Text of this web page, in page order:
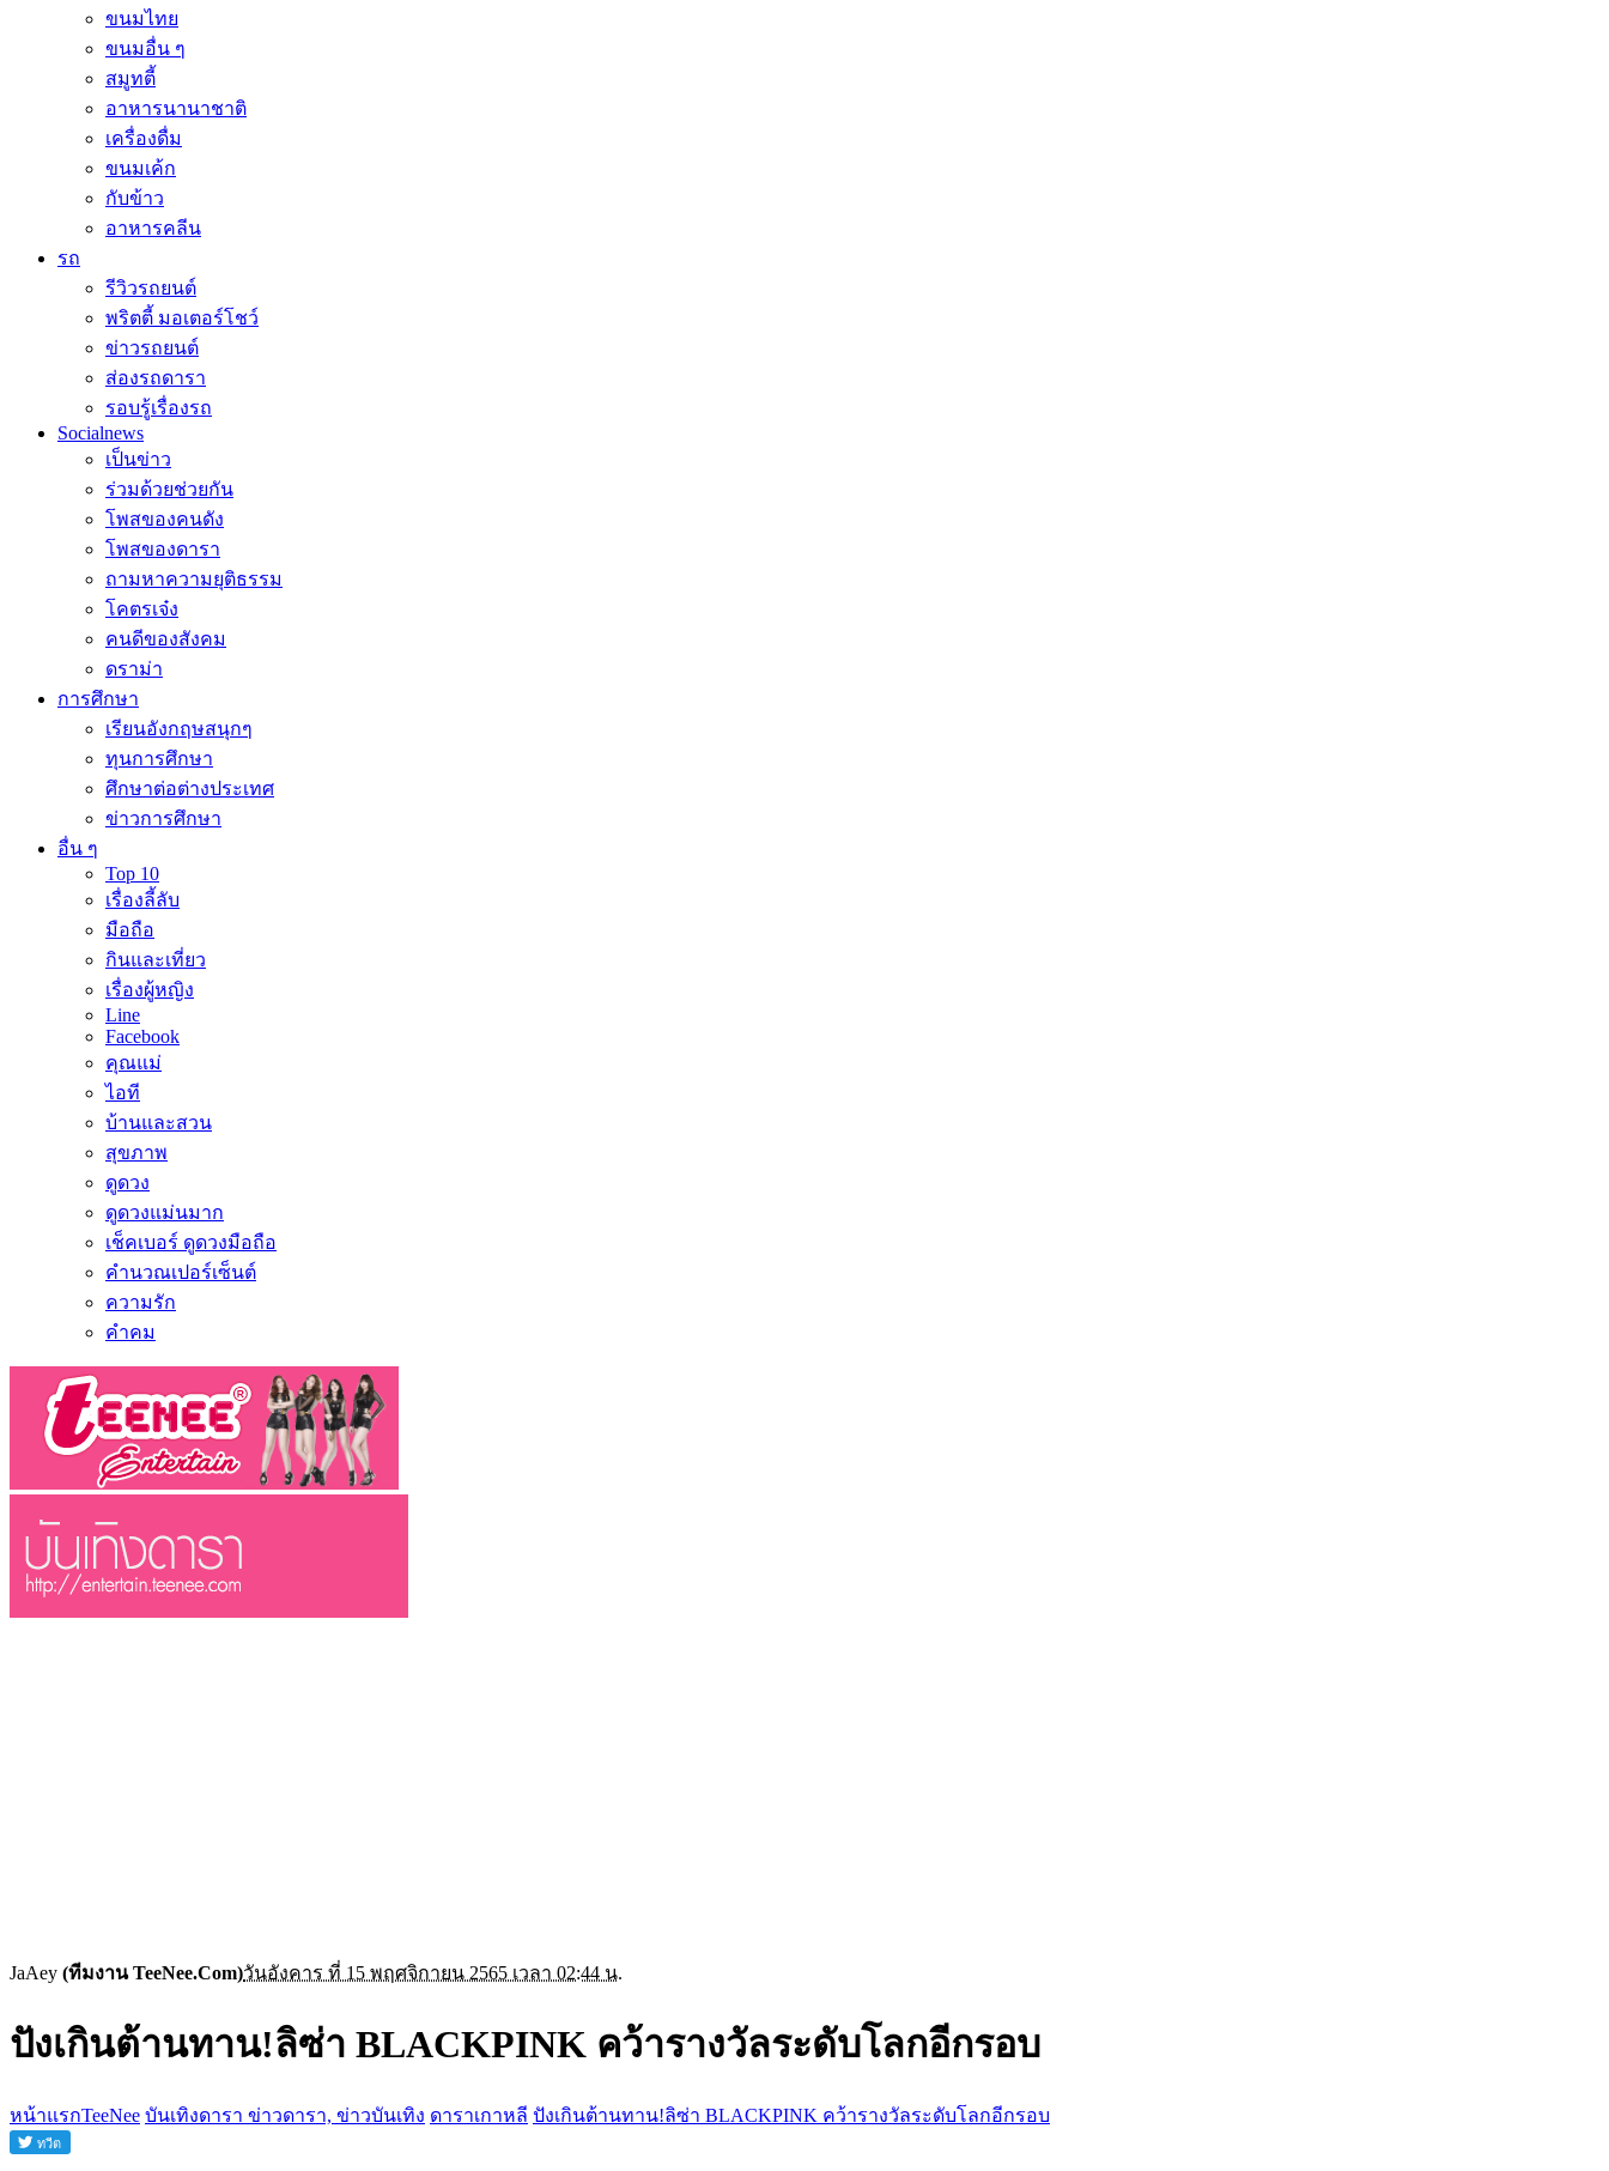
ขนมไทย
ขนมอื่น ๆ
สมูทตี้
อาหารนานาชาติ
เครื่องดื่ม
ขนมเค้ก
กับข้าว
อาหารคลีน
รถ
รีวิวรถยนต์
พริตตี้ มอเตอร์โชว์
ข่าวรถยนต์
ส่องรถดารา
รอบรู้เรื่องรถ
Socialnews
เป็นข่าว
ร่วมด้วยช่วยกัน
โพสของคนดัง
โพสของดารา
ถามหาความยุติธรรม
โคตรเจ๋ง
คนดีของสังคม
ดราม่า
การศึกษา
เรียนอังกฤษสนุกๆ
ทุนการศึกษา
ศึกษาต่อต่างประเทศ
ข่าวการศึกษา
อื่น ๆ
Top 10
เรื่องลี้ลับ
มือถือ
กินและเที่ยว
เรื่องผู้หญิง
Line
Facebook
คุณแม่
ไอที
บ้านและสวน
สุขภาพ
ดูดวง
ดูดวงแม่นมาก
เช็คเบอร์ ดูดวงมือถือ
คำนวณเปอร์เซ็นต์
ความรัก
คำคม
JaAey (ทีมงาน TeeNee.Com)วันอังคาร ที่ 15 พฤศจิกายน 2565 เวลา 02:44 น.
ปังเกินต้านทาน!ลิซ่า BLACKPINK คว้ารางวัลระดับโลกอีกรอบ
หน้าแรกTeeNee บันเทิงดารา ข่าวดารา, ข่าวบันเทิง ดาราเกาหลี ปังเกินต้านทาน!ลิซ่า BLACKPINK คว้ารางวัลระดับโลกอีกรอบ